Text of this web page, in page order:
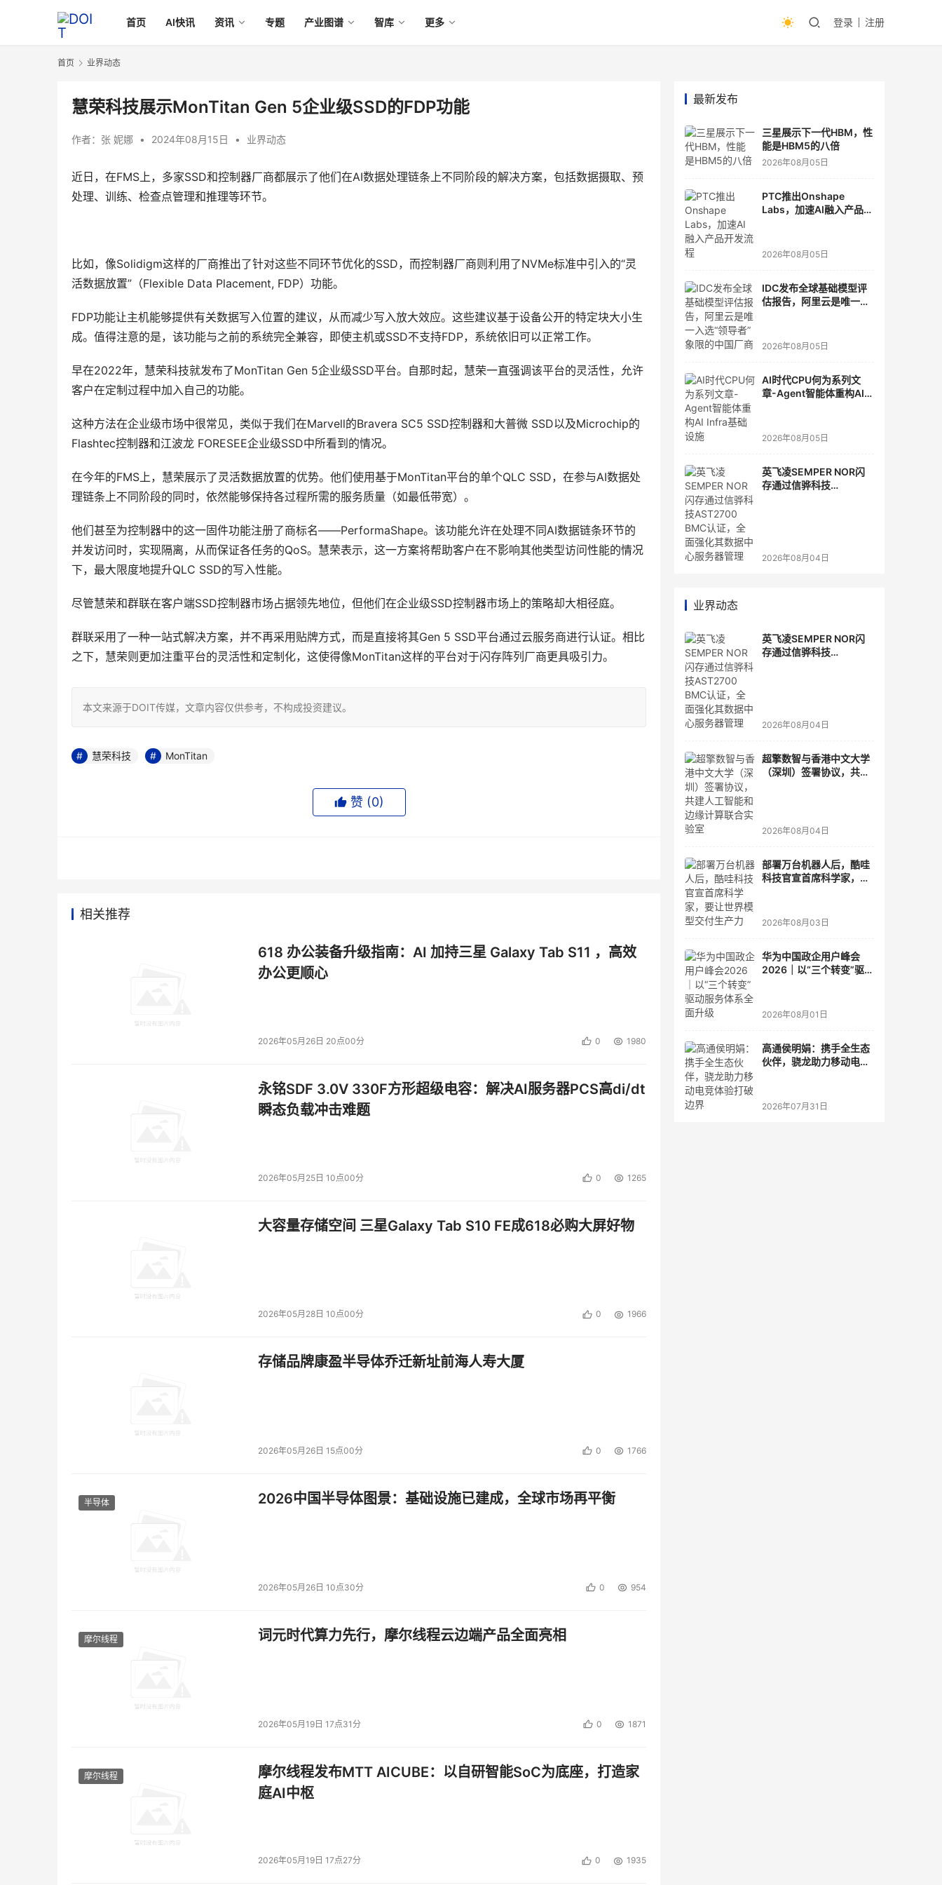
首页 AI快讯 资讯 专题 产业图谱 智库 更多 登录 注册
首页 业界动态
慧荣科技展示MonTitan Gen 5企业级SSD的FDP功能
作者： 张 妮娜 • 2024年08月15日 • 业界动态
近日，在FMS上，多家SSD和控制器厂商都展示了他们在AI数据处理链条上不同阶段的解决方案，包括数据摄取、预
处理、训练、检查点管理和推理等环节。
比如，像Solidigm这样的厂商推出了针对这些不同环节优化的SSD，而控制器厂商则利用了NVMe标准中引入的“灵
活数据放置”（Flexible Data Placement, FDP）功能。
FDP功能让主机能够提供有关数据写入位置的建议，从而减少写入放大效应。这些建议基于设备公开的特定块大小生
成。值得注意的是，该功能与之前的系统完全兼容，即使主机或SSD不支持FDP，系统依旧可以正常工作。
早在2022年，慧荣科技就发布了MonTitan Gen 5企业级SSD平台。自那时起，慧荣一直强调该平台的灵活性，允许
客户在定制过程中加入自己的功能。
这种方法在企业级市场中很常见，类似于我们在Marvell的Bravera SC5 SSD控制器和大普微 SSD以及Microchip的
Flashtec控制器和江波龙 FORESEE企业级SSD中所看到的情况。
在今年的FMS上，慧荣展示了灵活数据放置的优势。他们使用基于MonTitan平台的单个QLC SSD，在参与AI数据处
理链条上不同阶段的同时，依然能够保持各过程所需的服务质量（如最低带宽）。
他们甚至为控制器中的这一固件功能注册了商标名——PerformaShape。该功能允许在处理不同AI数据链条环节的
并发访问时，实现隔离，从而保证各任务的QoS。慧荣表示，这一方案将帮助客户在不影响其他类型访问性能的情况
下，最大限度地提升QLC SSD的写入性能。
尽管慧荣和群联在客户端SSD控制器市场占据领先地位，但他们在企业级SSD控制器市场上的策略却大相径庭。
群联采用了一种一站式解决方案，并不再采用贴牌方式，而是直接将其Gen 5 SSD平台通过云服务商进行认证。相比
之下，慧荣则更加注重平台的灵活性和定制化，这使得像MonTitan这样的平台对于闪存阵列厂商更具吸引力。
本文来源于DOIT传媒，文章内容仅供参考，不构成投资建议。
慧荣科技 MonTitan
赞 (0)
相关推荐
618 办公装备升级指南：AI 加持三星 Galaxy Tab S11 ，高效
办公更顺心
2026年05月26日 20点00分 0 1980
永铭SDF 3.0V 330F方形超级电容：解决AI服务器PCS高di/dt
瞬态负载冲击难题
2026年05月25日 10点00分 0 1265
大容量存储空间 三星Galaxy Tab S10 FE成618必购大屏好物
2026年05月28日 10点00分 0 1966
存储品牌康盈半导体乔迁新址前海人寿大厦
2026年05月26日 15点00分 0 1766
半导体 2026中国半导体图景：基础设施已建成，全球市场再平衡
2026年05月26日 10点30分 0 954
摩尔线程 词元时代算力先行，摩尔线程云边端产品全面亮相
2026年05月19日 17点31分 0 1871
摩尔线程
摩尔线程发布MTT AICUBE：以自研智能SoC为底座，打造家
庭AI中枢
2026年05月19日 17点27分 0 1935
最新发布
三星展示下一代HBM，性
能是HBM5的八倍
2026年08月05日
PTC推出Onshape
Labs，加速AI融入产品开
2026年08月05日
IDC发布全球基础模型评
估报告，阿里云是唯一入
2026年08月05日
AI时代CPU何为系列文
章-Agent智能体重构AI
2026年08月05日
英飞凌SEMPER NOR闪
存通过信骅科技
2026年08月04日
业界动态
英飞凌SEMPER NOR闪
存通过信骅科技
2026年08月04日
超擎数智与香港中文大学
（深圳）签署协议，共建
2026年08月04日
部署万台机器人后，酷哇
科技官宣首席科学家，要
2026年08月03日
华为中国政企用户峰会
2026｜以“三个转变”驱动
2026年08月01日
高通侯明娟：携手全生态
伙伴，骁龙助力移动电竞
2026年07月31日